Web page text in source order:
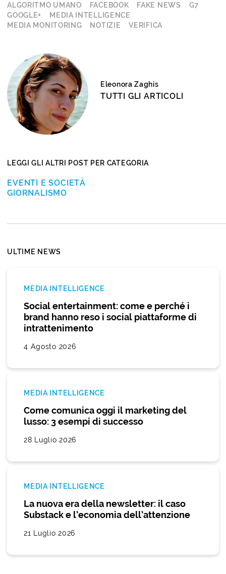
ALGORITMO UMANO
FACEBOOK FAKE NEWS
G7
GOOGLE+
MEDIA INTELLIGENCE
MEDIA MONITORING
NOTIZIE VERIFICA
Eleonora Zaghis
TUTTI GLI ARTICOLI
LEGGI GLI ALTRI POST PER CATEGORIA
EVENTI E SOCIETÀ
GIORNALISMO
ULTIME NEWS
MEDIA INTELLIGENCE
Social entertainment: come e perché i
brand hanno reso i social piattaforme di
intrattenimento
4 Agosto 2026
MEDIA INTELLIGENCE
Come comunica oggi il marketing del
lusso: 3 esempi di successo
28 Luglio 2026
MEDIA INTELLIGENCE
La nuova era della newsletter: il caso
Substack e l’economia dell’attenzione
21 Luglio 2026